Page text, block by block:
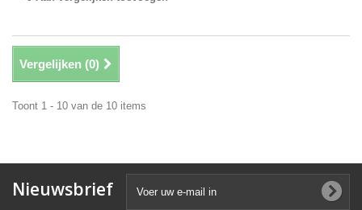
Vergelijken (0)
Toont 1 - 10 van de 10 items
Nieuwsbrief